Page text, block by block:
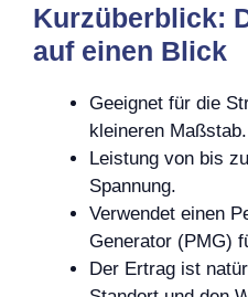
Kurzüberblick:
auf einen Blick
Geeignet für die
kleineren Maßstab.
Leistung von bis
Spannung.
Verwendet einen
Generator (PMG)
Der Ertrag ist